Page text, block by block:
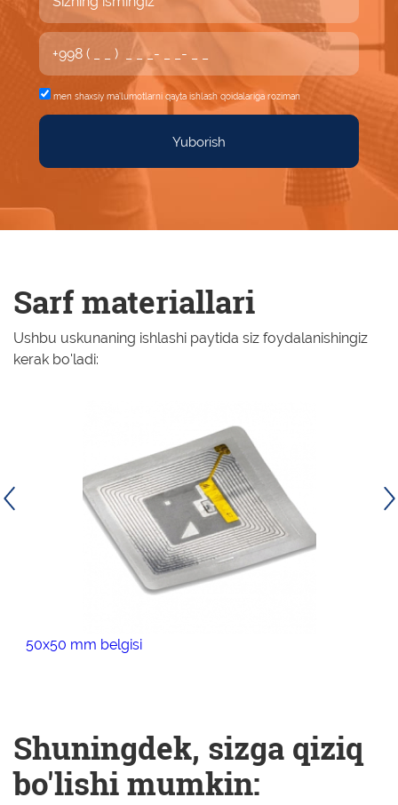
men shaxsiy ma'lumotlarni qayta ishlash qoidalariga roziman
Yuborish
Sarf materiallari
Ushbu uskunaning ishlashi paytida siz foydalanishingiz
kerak bo'ladi:
50х50 mm belgisi
Shuningdek, sizga qiziq
bo'lishi mumkin: